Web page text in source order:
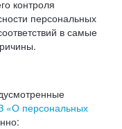
контроля
персональных
в самые
«О персональных